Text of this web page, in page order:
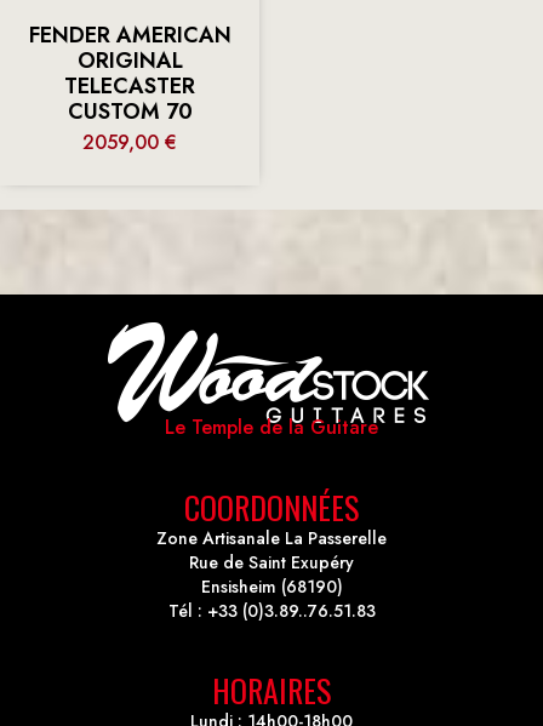
FENDER AMERICAN
ORIGINAL
TELECASTER
CUSTOM 70
2059,00 €
Le Temple de la Guitare
COORDONNÉES
Zone Artisanale La Passerelle
Rue de Saint Exupéry
Ensisheim (68190)
Tél : +33 (0)3.89..76.51.83
HORAIRES
Lundi : 14h00-18h00